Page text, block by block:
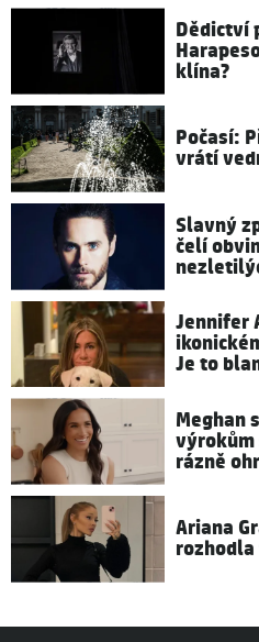
Dědictví
klína?
Počasí:
vrátí
Slavný
čelí
Jennifer
Je to
Meghan
výrokům
rázně
Ariana